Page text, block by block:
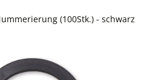
(100Stk.) - schwarz